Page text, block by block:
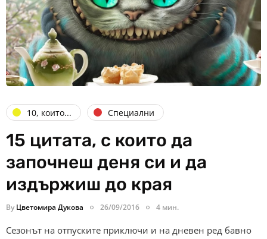
10, които... Специални
15 цитата, с които да
започнеш деня си и да
издържиш до края
By Цветомира Дукова 26/09/2016 4 мин.
Сезонът на отпуските приключи и на дневен ред бавно